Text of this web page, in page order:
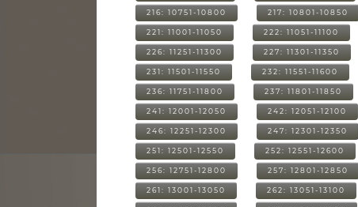
216: 10751-10800 217: 10801-10850
221: 11001-11050 222: 11051-11100
226: 11251-11300 227: 11301-11350
231: 11501-11550 232: 11551-11600
236: 11751-11800 237: 11801-11850
241: 12001-12050 242: 12051-12100
246: 12251-12300 247: 12301-12350
251: 12501-12550 252: 12551-12600
256: 12751-12800 257: 12801-12850
261: 13001-13050 262: 13051-13100